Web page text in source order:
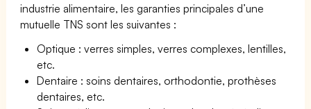
industrie alimentaire, les garanties principales d’une
mutuelle TNS sont les suivantes :
Optique : verres simples, verres complexes, lentilles,
etc.
Dentaire : soins dentaires, orthodontie, prothèses
dentaires, etc.